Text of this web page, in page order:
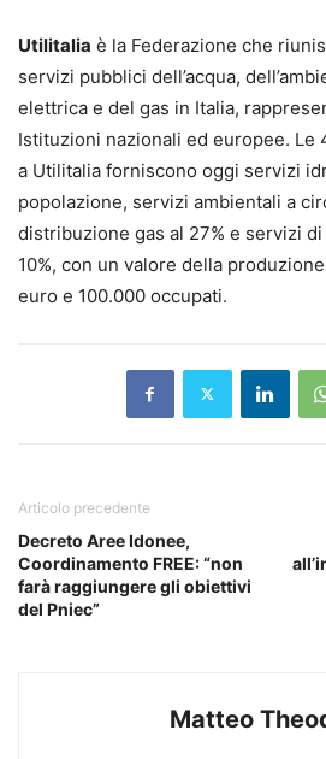
Utilitalia è la Federazione che
servizi pubblici dell’acqua,
elettrica e del gas in Italia,
Istituzioni nazionali ed europee. Le
a Utilitalia forniscono oggi servizi
popolazione, servizi ambientali a
distribuzione gas al 27% e servizi
10%, con un valore della
euro e 100.000 occupati.
Articolo precedente
Decreto Aree Idonee,
Coordinamento FREE: “non
farà raggiungere gli obiettivi
del Pniec”
Matteo